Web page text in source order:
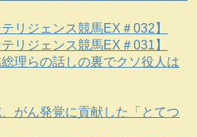
リジェンス競馬EX＃032】
リジェンス競馬EX＃031】
理らの話しの裏でクソ役人は
がん発覚に貢献した「とてつ